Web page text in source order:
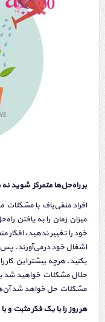
بر راه‌حل‌ها متمرکز شوید
افراد منفی‌باف با مشکلات
میزان زمان را به یافتن
خود را تغییر ندهید، افکار
اشغال خود درمی‌آورند. پس
بکنید. هرچه بیشتر این کار
حلال مشکلات خواهید شد
مشکلات حل خواهد شد
هر روز را با یک فکر مثبت و